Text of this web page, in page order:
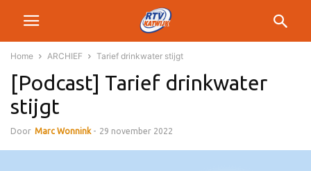
Home ARCHIEF Tarief drinkwater stijgt
[Podcast] Tarief drinkwater
stijgt
Door Marc Wonnink - 29 november 2022